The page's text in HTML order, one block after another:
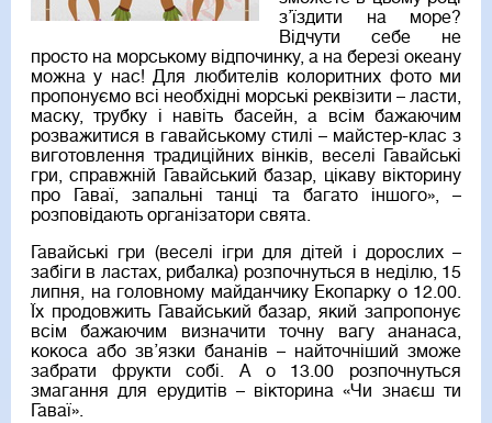
з’їздити на море?
Відчути себе не
просто на морському відпочинку, а на березі океану
можна у нас! Для любителів колоритних фото ми
пропонуємо всі необхідні морські реквізити – ласти,
маску, трубку і навіть басейн, а всім бажаючим
розважитися в гавайському стилі – майстер-клас з
виготовлення традиційних вінків, веселі Гавайські
гри, справжній Гавайський базар, цікаву вікторину
про Гаваї, запальні танці та багато іншого», –
розповідають організатори свята.
Гавайські гри (веселі ігри для дітей і дорослих –
забіги в ластах, рибалка) розпочнуться в неділю, 15
липня, на головному майданчику Екопарку о 12.00.
Їх продовжить Гавайський базар, який запропонує
всім бажаючим визначити точну вагу ананаса,
кокоса або зв’язки бананів – найточніший зможе
забрати фрукти собі. А о 13.00 розпочнуться
змагання для ерудитів – вікторина «Чи знаєш ти
Гаваї».